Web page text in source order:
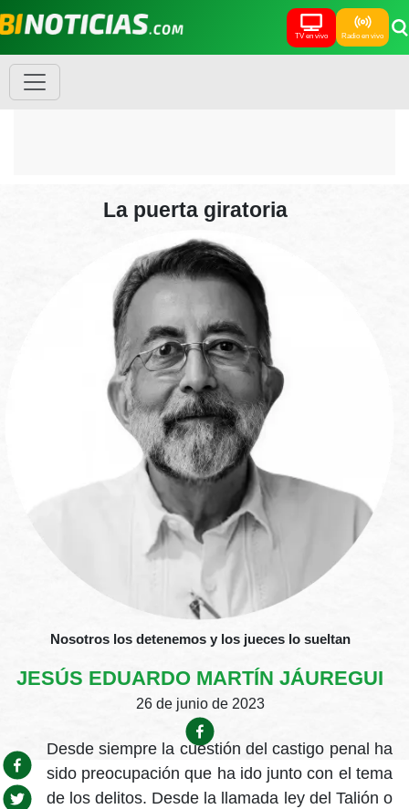
TV en vivo Radio en vivo
La puerta giratoria
Nosotros los detenemos y los jueces lo sueltan
JESÚS EDUARDO MARTÍN JÁUREGUI
26 de junio de 2023
Desde siempre la cuestión del castigo penal ha
sido preocupación que ha ido junto con el tema
de los delitos. Desde la llamada ley del Talión o